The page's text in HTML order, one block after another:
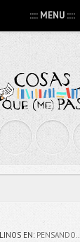
:::: MENU ::::
EN: PENSANDO..